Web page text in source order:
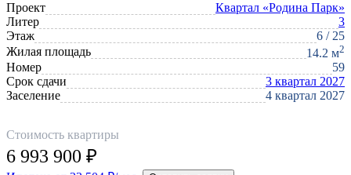
Проект
Квартал «Родина Парк»
Литер
3
Этаж
6 / 25
Жилая площадь
14.2 м2
Номер
59
Срок сдачи
3 квартал 2027
Заселение
4 квартал 2027
Стоимость квартиры
6 993 900 ₽